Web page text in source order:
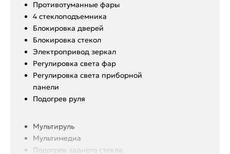
Противотуманные фары
4 стеклоподъемника
Блокировка дверей
Блокировка стекол
Электропривод зеркал
Регулировка света фар
Регулировка света приборной
панели
Подогрев руля
Мультируль
Мультимедиа
Подогрев заднего стекла